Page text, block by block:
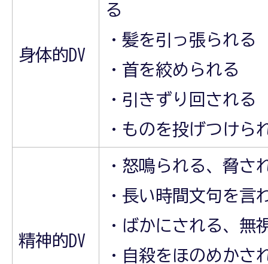
身体的DV
る
・髪を引っ張られる
・首を絞められる
・引きずり回される
・ものを投げつけら
精神的DV
・怒鳴られる、脅さ
・長い時間文句を言
・ばかにされる、無
・自殺をほのめかさ